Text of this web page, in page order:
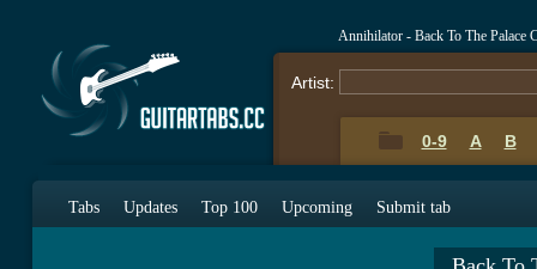
Annihilator - Back To The Palace
Artist:
0-9 A B
Tabs Updates Top 100 Upcoming Submit tab